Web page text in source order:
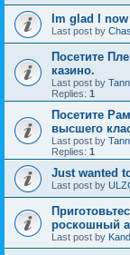
Im glad I
Last post by
Посетите
казино.
Last post by
Replies: 1
Посетите
высшего
Last post by
Replies: 1
Just wanted
Last post by
роскошный
Last post by